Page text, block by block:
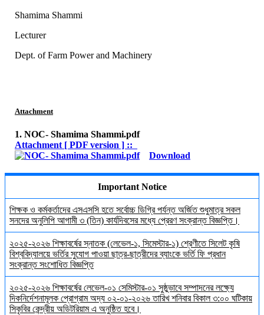
Shamima Shammi
Lecturer
Dept. of Farm Power and Machinery
Attachment
1. NOC- Shamima Shammi.pdf
Attachment [ PDF version ] ::
Download
Important Notice
শিক্ষক ও কর্মকর্তাদের এসএসসি হতে সর্বোচ্চ ডিগ্রি পর্যন্ত অর্জিত শুধুমাত্র সকল
সনদের অনুলিপি আগামী ৩ (তিন) কার্যদিবসের মধ্যে প্রেরণ সংক্রান্ত বিজ্ঞপ্তি।
২০২৫-২০২৬ শিক্ষাবর্ষের স্নাতক (লেভেল-১, সিমেস্টার-১) শ্রেণীতে সিলেট কৃষি
বিশ্ববিদ্যালয়ে ভর্তির সুযোগ পাওয়া ছাত্র-ছাত্রীদের ব্যাংকে ভর্তি ফি প্রধান
সংক্রান্ত সংশোধিত বিজ্ঞপ্তি
২০২৫-২০২৬ শিক্ষাবর্ষের লেভেল-০১ সেমিস্টার-০১ সুষ্ঠুভাবে সম্পাদনের লক্ষ্যে
দিকনির্দেশনামূলক প্রোগ্রাম অদ্য ০২-০১-২০২৬ তারিখ শনিবার বিকাল ৩:০০ ঘটিকায়
সিকৃবির কেন্দ্রীয় অডিটরিয়াম এ অনুষ্ঠিত হবে।